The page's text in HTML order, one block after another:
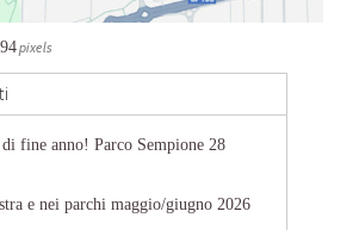
pixels
di fine anno! Parco Sempione 28
e nei parchi maggio/giugno 2026